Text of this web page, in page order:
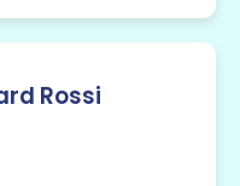
Rossi